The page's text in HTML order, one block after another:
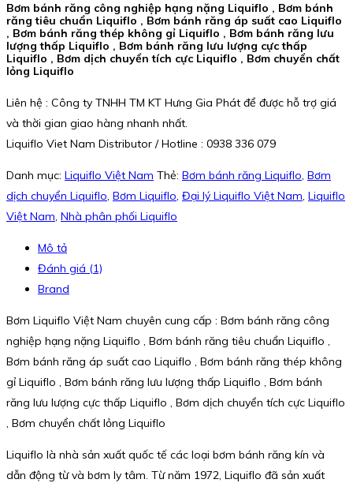
Bơm bánh răng công nghiệp hạng nặng Liquiflo , Bơm bánh
răng tiêu chuẩn Liquiflo , Bơm bánh răng áp suất cao Liquiflo
, Bơm bánh răng thép không gỉ Liquiflo , Bơm bánh răng lưu
lượng thấp Liquiflo , Bơm bánh răng lưu lượng cực thấp
Liquiflo , Bơm dịch chuyển tích cực Liquiflo , Bơm chuyển chất
lỏng Liquiflo
Liên hệ : Công ty TNHH TM KT Hưng Gia Phát để được hỗ trợ giá
và thời gian giao hàng nhanh nhất.
Liquiflo Viet Nam Distributor / Hotline : 0938 336 079
Danh mục: Liquiflo Việt Nam Thẻ: Bơm bánh răng Liquiflo, Bơm
dịch chuyển Liquiflo, Bơm Liquiflo, Đại lý Liquiflo Việt Nam, Liquiflo
Việt Nam, Nhà phân phối Liquiflo
Mô tả
Đánh giá (1)
Brand
Bơm Liquiflo Việt Nam chuyên cung cấp : Bơm bánh răng công
nghiệp hạng nặng Liquiflo , Bơm bánh răng tiêu chuẩn Liquiflo ,
Bơm bánh răng áp suất cao Liquiflo , Bơm bánh răng thép không
gỉ Liquiflo , Bơm bánh răng lưu lượng thấp Liquiflo , Bơm bánh
răng lưu lượng cực thấp Liquiflo , Bơm dịch chuyển tích cực Liquiflo
, Bơm chuyển chất lỏng Liquiflo
Liquiflo là nhà sản xuất quốc tế các loại bơm bánh răng kín và
dẫn động từ và bơm ly tâm. Từ năm 1972, Liquiflo đã sản xuất